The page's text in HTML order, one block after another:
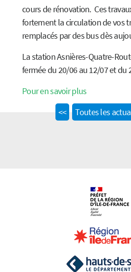
cours de rénovation. Ces
fortement la circulation de vos
remplacés par des bus dès
La station Asnières-Quatre-
fermée du 20/06 au 12/07 et du
Pour en savoir plus
<<Previous
Toutes les